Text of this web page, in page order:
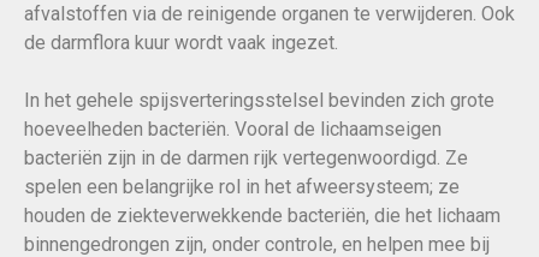
afvalstoffen via de reinigende organen te verwijderen. Ook
de darmflora kuur wordt vaak ingezet.
In het gehele spijsverteringsstelsel bevinden zich grote
hoeveelheden bacteriën. Vooral de lichaamseigen
bacteriën zijn in de darmen rijk vertegenwoordigd. Ze
spelen een belangrijke rol in het afweersysteem; ze
houden de ziekteverwekkende bacteriën, die het lichaam
binnengedrongen zijn, onder controle, en helpen mee bij